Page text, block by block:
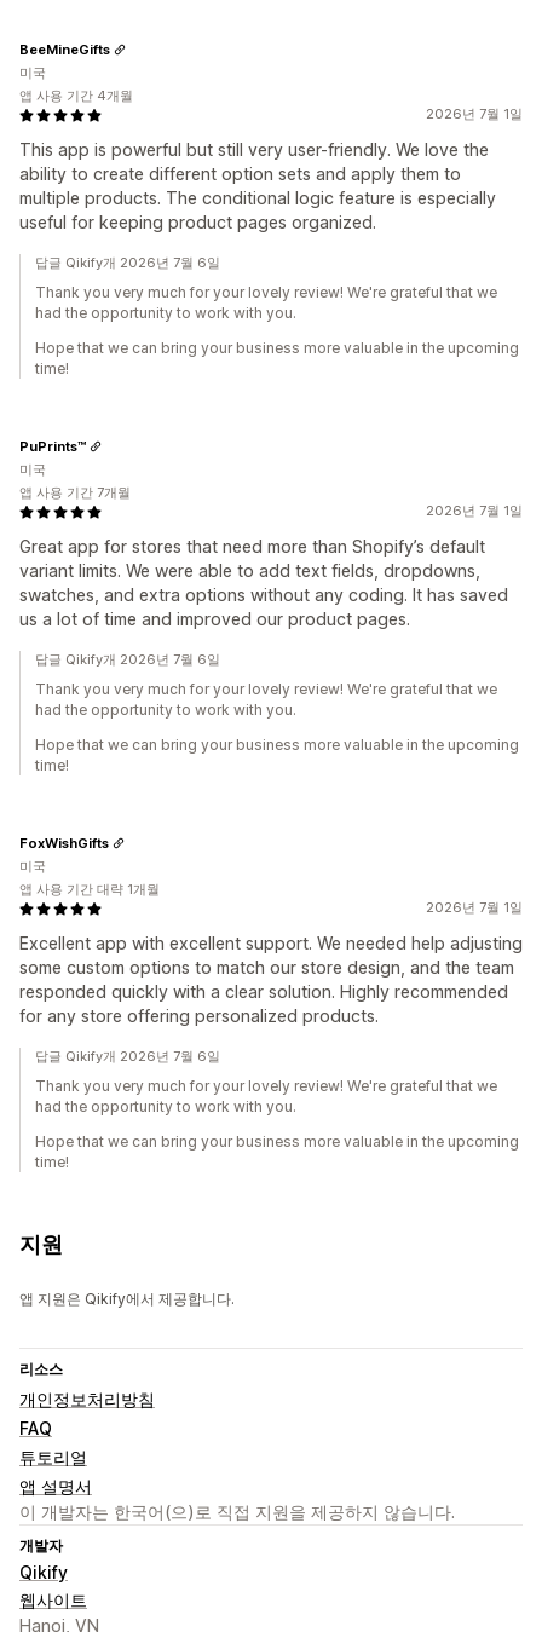
2026년 7월 1일
This app is powerful but still very user-friendly. We love the
ability to create different option sets and apply them to
multiple products. The conditional logic feature is especially
useful for keeping product pages organized.
BeeMineGifts
미국
앱 사용 기간 4개월
답글 Qikify개 2026년 7월 6일
Thank you very much for your lovely review! We're grateful that we
had the opportunity to work with you.
Hope that we can bring your business more valuable in the upcoming
time!
2026년 7월 1일
Great app for stores that need more than Shopify’s default
variant limits. We were able to add text fields, dropdowns,
swatches, and extra options without any coding. It has saved
us a lot of time and improved our product pages.
PuPrints™️
미국
앱 사용 기간 7개월
답글 Qikify개 2026년 7월 6일
Thank you very much for your lovely review! We're grateful that we
had the opportunity to work with you.
Hope that we can bring your business more valuable in the upcoming
time!
2026년 7월 1일
Excellent app with excellent support. We needed help adjusting
some custom options to match our store design, and the team
responded quickly with a clear solution. Highly recommended
for any store offering personalized products.
FoxWishGifts
미국
앱 사용 기간 대략 1개월
답글 Qikify개 2026년 7월 6일
Thank you very much for your lovely review! We're grateful that we
had the opportunity to work with you.
Hope that we can bring your business more valuable in the upcoming
time!
지원
앱 지원은 Qikify에서 제공합니다.
리소스
개인정보처리방침
FAQ
튜토리얼
앱 설명서
이 개발자는 한국어(으)로 직접 지원을 제공하지 않습니다.
개발자
Qikify
웹사이트
Hanoi, VN